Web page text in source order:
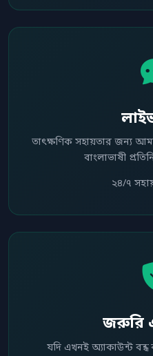
তাৎক্ষণিক সহায়তার জন্য
বাংলাভাষী
২৪/৭
জরুরি
যদি এখনই অ্যাকাউন্ট